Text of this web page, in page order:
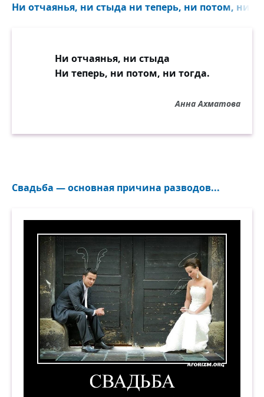
Ни отчаянья, ни стыда ни теперь, ни потом, ни
Ни отчаянья, ни стыда
Ни теперь, ни потом, ни тогда.
Анна Ахматова
Свадьба — основная причина разводов...